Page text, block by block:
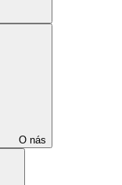
O nás